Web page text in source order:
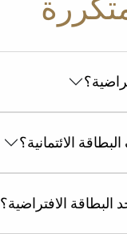
الائتمانية؟
البطاقة الافتراضية؟